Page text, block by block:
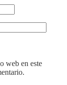
web en este